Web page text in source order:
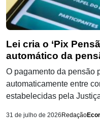
Lei cria o ‘Pix
automático da
O pagamento da pensão
automaticamente entre
estabelecidas pela
31 de julho de 2026 Redação